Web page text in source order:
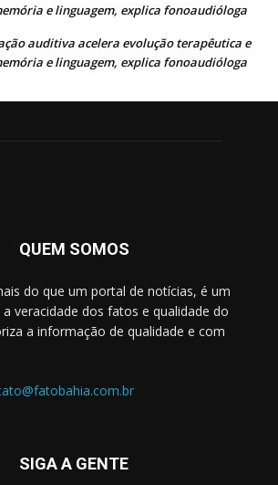
e linguagem, explica fonoaudióloga
auditiva acelera evolução terapêutica e
e linguagem, explica fonoaudióloga
QUEM SOMOS
do que um portal de notícias, é um
veracidade dos fatos e qualidade do
a informação de qualidade e com
SIGA A GENTE